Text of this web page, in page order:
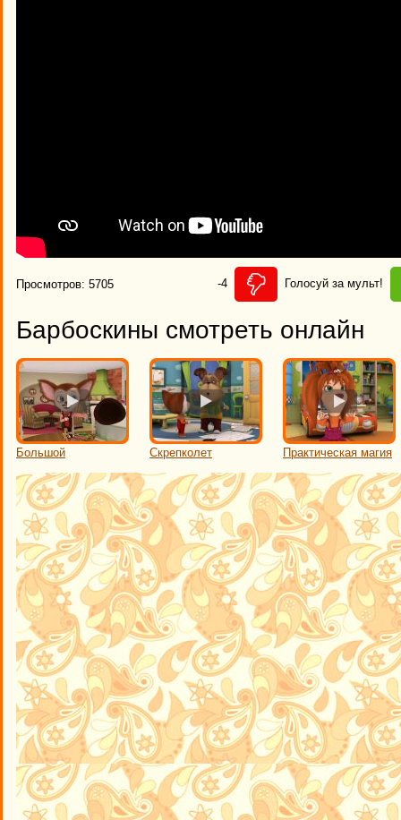
Просмотров: 5705 -4 Голосуй за мульт!
Барбоскины смотреть онлайн
Большой Скрепколет Практическая магия